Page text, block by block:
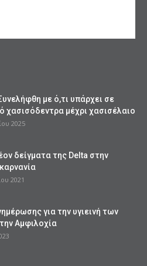
με ό,τι υπάρχει σε
χασισόδεντρα μέχρι χασισέλαιο
2025
δείγματα της Delta στην
2021
για την υγιεινή των
Αμφιλοχία